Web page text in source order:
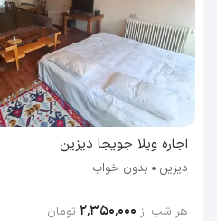
اجاره ویلا جویجا دیزین
دیزین بدون خواب
هر شب از ۲٬۳۵۰٬۰۰۰ تومان